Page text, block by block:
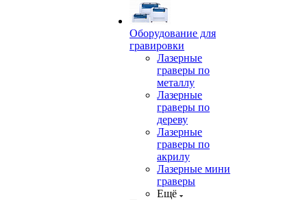
Оборудование для
гравировки
Лазерные
граверы по
металлу
Лазерные
граверы по
дереву
Лазерные
граверы по
акрилу
Лазерные мини
граверы
Ещё